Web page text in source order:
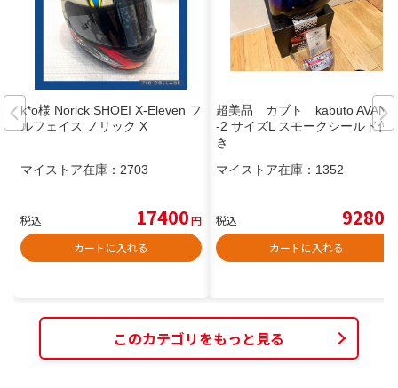
k*o様 Norick SHOEI X-Eleven フ
ルフェイス ノリック X
マイストア在庫： 2703
税込 17400円
カートに入れる
超美品 カブト kabuto AVAND
-2 サイズL スモークシールド付
き
マイストア在庫： 1352
税込 9280
カートに入れる
このカテゴリをもっと見る